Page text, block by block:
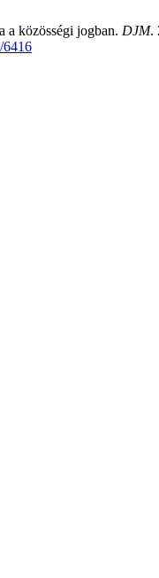
a közösségi jogban. DJM.
6416